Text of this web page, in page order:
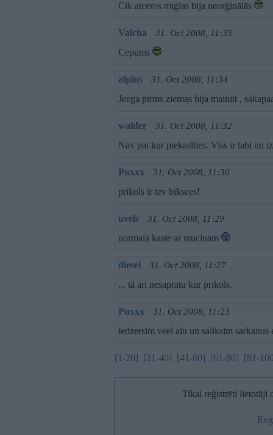
Cik atceros miglas bija neorģinālās
Valcha 31. Oct 2008, 11:35
Cepums
alpins 31. Oct 2008, 11:34
Jeega pirms ziemas bija mainiit ,
walder 31. Oct 2008, 11:32
Nav pat kur piekasīties. Viss ir labi un
Puxxx 31. Oct 2008, 11:30
prikols ir tev biksees!
uvels 31. Oct 2008, 11:29
normala kaste ar mucinam
diesel 31. Oct 2008, 11:27
... tā arī nesapratu kur prikols.
Puxxx 31. Oct 2008, 11:23
iedzersim veel alu un saliksim
[1-20] [21-40] [41-60] [61-80] [81-
Tikai reģistrēti lietotāji